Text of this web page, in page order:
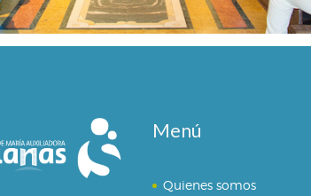
Menú
Quienes somos